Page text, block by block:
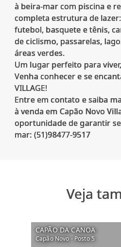
à beira-mar com piscina e
completa estrutura de
futebol, basquete e tênis,
de ciclismo, passarelas,
áreas verdes.
Um lugar perfeito para
Venha conhecer e se
VILLAGE!
Entre em contato e saiba
à venda em Capão Novo
oportunidade de garantir
mar: (51)98477-9517
Veja
CAPÃO DA CANOA
Capão Novo - Posto 5